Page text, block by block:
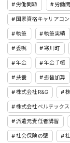
労働問題 労働
国家資格キャリアコ
執筆 執筆実績
委嘱 寒川町
年金 年金手帳
扶養 振替加算
株式会社R&G
株式会社ベルテックス
派遣元責任者講習
社会保険の壁